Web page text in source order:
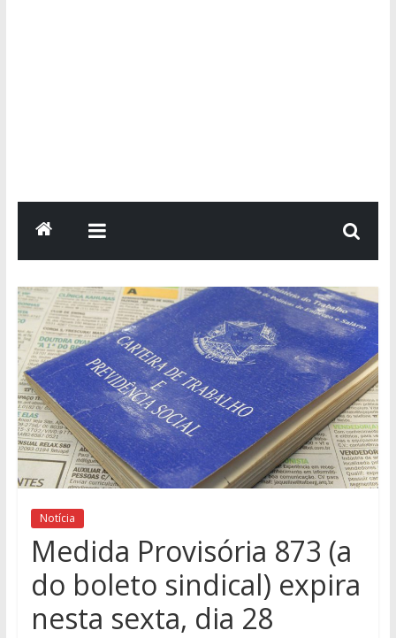
Notícia
Medida Provisória 873 (a
do boleto sindical) expira
nesta sexta, dia 28